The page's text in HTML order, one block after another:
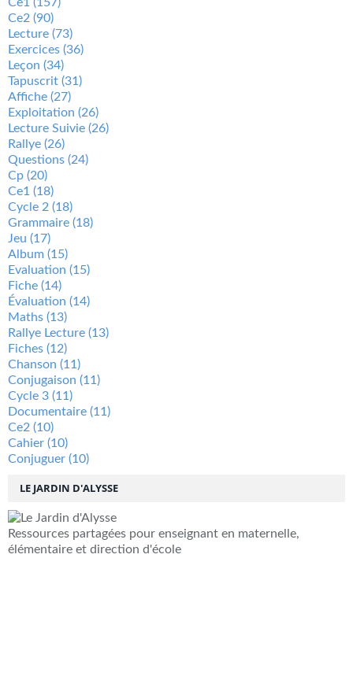
LE JARDIN D'ALYSSE
Ressources partagées pour enseignant en maternelle,
élémentaire et direction d'école
Ce2 (90)
Lecture (73)
Exercices (36)
Leçon (34)
Tapuscrit (31)
Affiche (27)
Exploitation (26)
Lecture Suivie (26)
Rallye (26)
Questions (24)
Cp (20)
Ce1 (18)
Cycle 2 (18)
Grammaire (18)
Jeu (17)
Album (15)
Evaluation (15)
Fiche (14)
Évaluation (14)
Maths (13)
Rallye Lecture (13)
Fiches (12)
Chanson (11)
Conjugaison (11)
Cycle 3 (11)
Documentaire (11)
Ce2 (10)
Cahier (10)
Conjuguer (10)